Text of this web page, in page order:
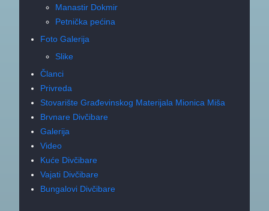
Manastir Dokmir
Petnička pećina
Foto Galerija
Slike
Članci
Privreda
Stovarište Građevinskog Materijala Mionica Miša
Brvnare Divčibare
Galerija
Video
Kuće Divčibare
Vajati Divčibare
Bungalovi Divčibare